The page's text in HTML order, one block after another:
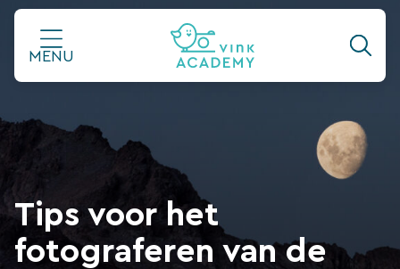
naar
de
MENU
Tips voor het
fotograferen van de